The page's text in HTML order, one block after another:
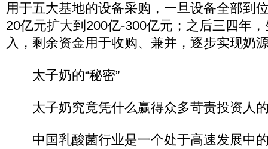
用于五大基地的设备采购，一旦设备全部到
20亿元扩大到200亿-300亿元；之后三四年
入，剩余资金用于收购、兼并，逐步实现奶
太子奶的“秘密”
太子奶究竟凭什么赢得众多苛责投资人
中国乳酸菌行业是一个处于高速发展中